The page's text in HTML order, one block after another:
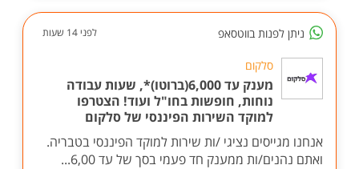
ניתן לפנות בווטסאפ לפני 14 שעות
סלקום
מענק עד 6,000(ברוטו)*, שעות עבודה
נוחות, חופשות בחו"ל ועוד! הצטרפו
למוקד השירות הפיננסי של סלקום
אנחנו מגייסים נציגי /ות שירות למוקד הפיננסי בטבריה.
ואתם נהנים/ות ממענק חד פעמי בסך של עד 6,00...